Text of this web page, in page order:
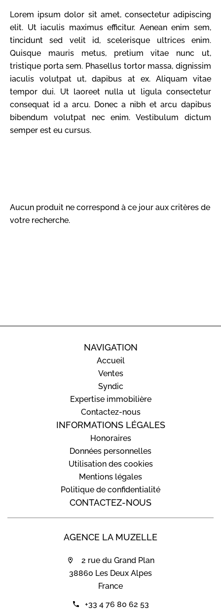
Lorem ipsum dolor sit amet, consectetur adipiscing
elit. Ut iaculis maximus efficitur. Aenean enim sem,
tincidunt sed velit id, scelerisque ultrices enim.
Quisque mauris metus, pretium vitae nunc ut,
tristique porta sem. Phasellus tortor massa, dignissim
iaculis volutpat ut, dapibus at ex. Aliquam vitae
tempor dui. Ut laoreet nulla ut ligula consectetur
consequat id a arcu. Donec a nibh et arcu dapibus
bibendum volutpat nec enim. Vestibulum dictum
semper est eu cursus.
Aucun produit ne correspond à ce jour aux critères de
votre recherche.
NAVIGATION
Accueil
Ventes
Syndic
Expertise immobilière
Contactez-nous
INFORMATIONS LÉGALES
Honoraires
Données personnelles
Utilisation des cookies
Mentions légales
Politique de confidentialité
CONTACTEZ-NOUS
AGENCE LA MUZELLE
2 rue du Grand Plan
38860 Les Deux Alpes
France
+33 4 76 80 62 53